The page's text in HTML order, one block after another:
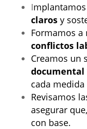
Implantamos
clarosy
Formamos a
conflictos
Creamos un
cada
Revisamos
asegurar
con base.